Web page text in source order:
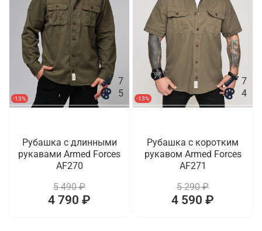
-13%
7
5
Рубашка с длинными
рукавами Armed Forces
AF270
5 490 ₽
4 790 ₽
-13%
7
4
Рубашка с коротким
рукавом Armed Forces
AF271
5 290 ₽
4 590 ₽